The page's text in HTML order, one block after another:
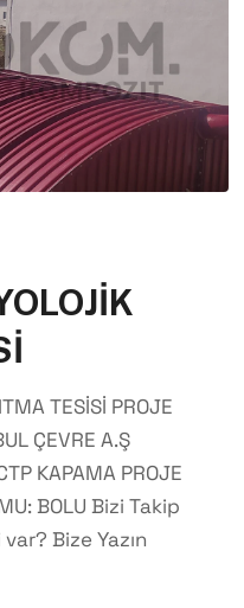
TESİSİ PROJE
ÇEVRE A.Ş
KAPAMA PROJE
BOLU Bizi Takip
Bize Yazın